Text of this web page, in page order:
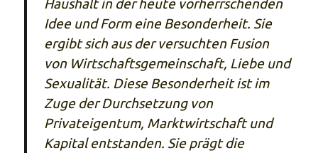
Haushalt in der heute vorherrschenden
Idee und Form eine Besonderheit. Sie
ergibt sich aus der versuchten Fusion
von Wirtschaftsgemeinschaft, Liebe und
Sexualität. Diese Besonderheit ist im
Zuge der Durchsetzung von
Privateigentum, Marktwirtschaft und
Kapital entstanden. Sie prägt die